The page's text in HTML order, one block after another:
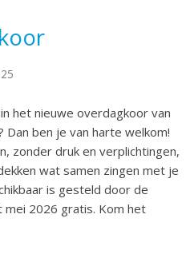
het nieuwe overdagkoor van
Dan ben je van harte welkom!
zonder druk en verplichtingen,
wat samen zingen met je
is gesteld door de
2026 gratis. Kom het